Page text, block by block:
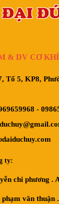
& DV CƠ
Tổ 5, KP8,
-
ty:
chi phương .
văn thuận